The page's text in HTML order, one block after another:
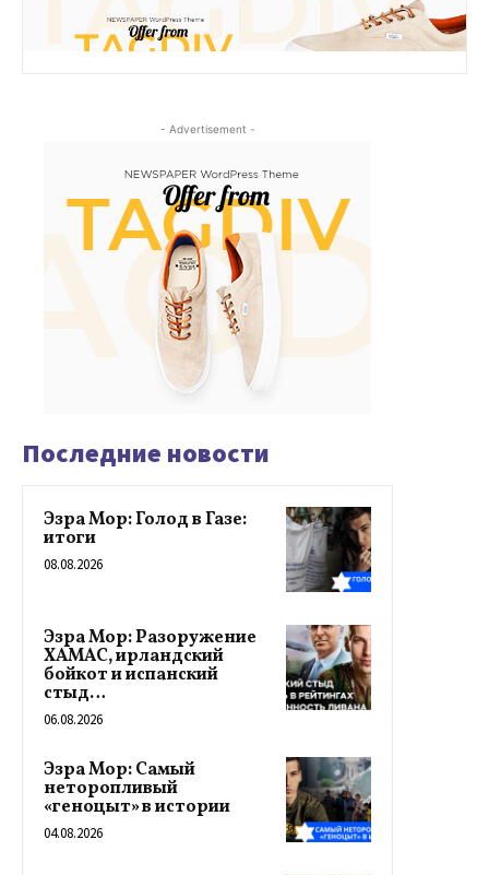
- Advertisement -
Последние новости
Эзра Мор: Голод в Газе:
итоги
08.08.2026
Эзра Мор: Разоружение
ХАМАС, ирландский
бойкот и испанский
стыд…
06.08.2026
Эзра Мор: Самый
неторопливый
«геноцыт» в истории
04.08.2026